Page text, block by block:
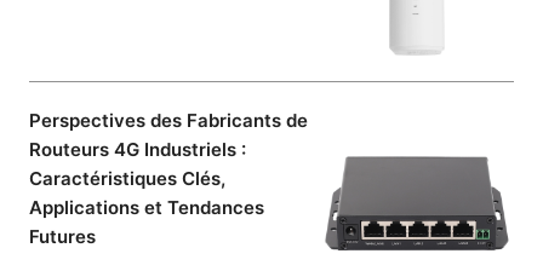
Perspectives des Fabricants de
Routeurs 4G Industriels :
Caractéristiques Clés,
Applications et Tendances
Futures